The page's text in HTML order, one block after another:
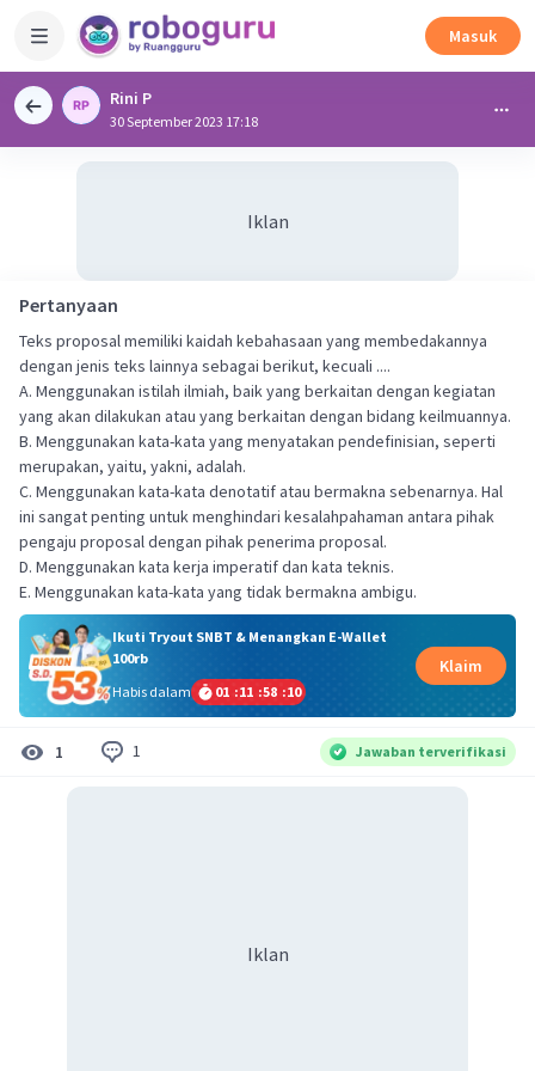
Masuk
Rini P
30 September 2023 17:18
Iklan
Pertanyaan
Teks proposal memiliki kaidah kebahasaan yang membedakannya
dengan jenis teks lainnya sebagai berikut, kecuali ....
A. Menggunakan istilah ilmiah, baik yang berkaitan dengan kegiatan
yang akan dilakukan atau yang berkaitan dengan bidang keilmuannya.
B. Menggunakan kata-kata yang menyatakan pendefinisian, seperti
merupakan, yaitu, yakni, adalah.
C. Menggunakan kata-kata denotatif atau bermakna sebenarnya. Hal
ini sangat penting untuk menghindari kesalahpahaman antara pihak
pengaju proposal dengan pihak penerima proposal.
D. Menggunakan kata kerja imperatif dan kata teknis.
E. Menggunakan kata-kata yang tidak bermakna ambigu.
Ikuti Tryout SNBT & Menangkan E-Wallet
100rb
Habis dalam
01 :11 :58 :10
Klaim
1 1 Jawaban terverifikasi
Iklan